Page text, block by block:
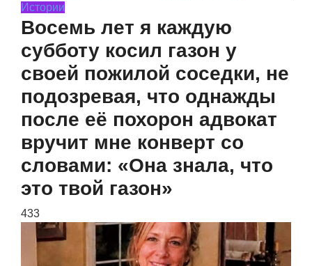
Истории
Восемь лет я каждую
субботу косил газон у
своей пожилой соседки, не
подозревая, что однажды
после её похорон адвокат
вручит мне конверт со
словами: «Она знала, что
это твой газон»
433